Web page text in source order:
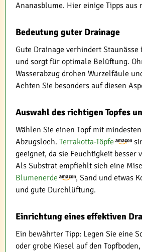
Ananasblume. Hier einige Tipps aus
Bedeutung guter Drainage
Gute Drainage verhindert
und sorgt für optimale Belüftung.
Wasserabzug drohen Wurzelfäule
Achten Sie besonders auf diesen
Auswahl des richtigen Topfes
Wählen Sie einen Topf mit
Abzugsloch. Terrakotta-Töpfe
geeignet, da sie Feuchtigkeit besser
Als Substrat empfiehlt sich eine
Blumenerde
, Sand und etwas
und gute Durchlüftung.
Einrichtung eines effektiven
Ein bewährter Tipp: Legen Sie eine
oder grobe Kiesel auf den